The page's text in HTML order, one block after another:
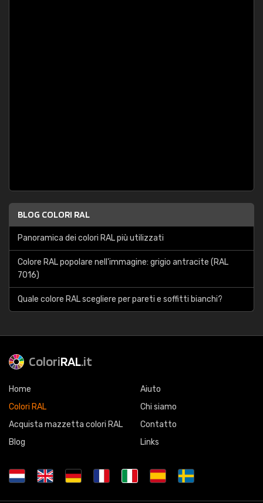
BLOG COLORI RAL
Panoramica dei colori RAL più utilizzati
Colore RAL popolare nell'immagine: grigio antracite (RAL
7016)
Quale colore RAL scegliere per pareti e soffitti bianchi?
ColoriRAL.it
Home
Colori RAL
Acquista mazzetta colori RAL
Blog
Aiuto
Chi siamo
Contatto
Links